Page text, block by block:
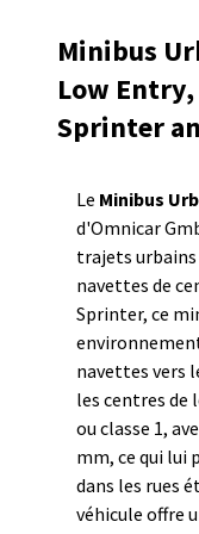
Pour plus
veuillez
nous
Minibus
Low
Sprinter
Le Minibus
d'Omnicar
trajets
navettes de
Sprinter, ce
navettes vers
les centres de
ou classe 1,
mm, ce qui lui
dans les rues
véhicule offre